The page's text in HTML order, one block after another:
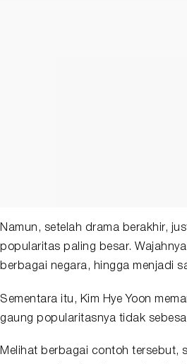
Namun, setelah drama berakhir,
popularitas paling besar.
berbagai negara, hingga menjadi
Sementara itu, Kim Hye Yoon
gaung popularitasnya tidak
Melihat berbagai contoh tersebut,